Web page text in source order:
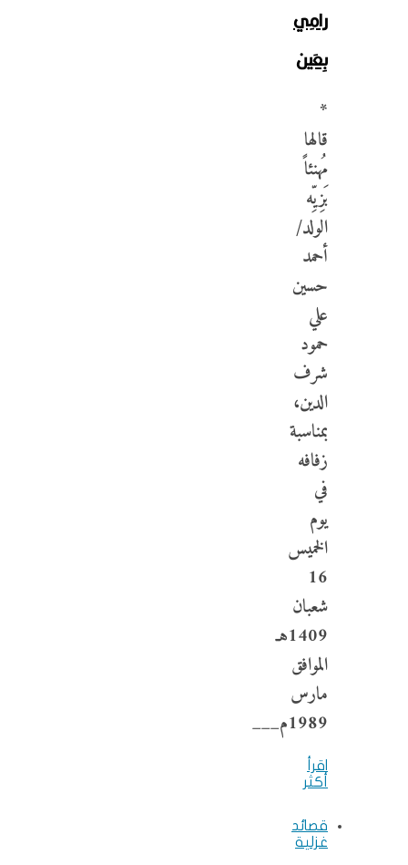
رامِي
بِعَين
*
قالها
مُهنئاً
بَزِيِّه
الولد/
أحمد
حسين
علي
حمود
شرف
الدين،
بمناسبة
زفافه
في
يوم
الخميس
16
شعبان
1409هـ
الموافق
مارس
1989م___
اقرأ
أكثر
قصائد
غزلية